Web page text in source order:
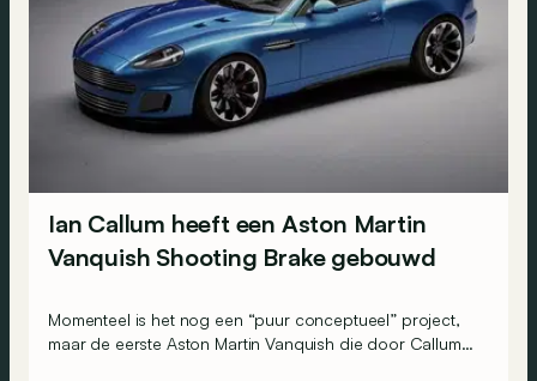
Ian Callum heeft een Aston Martin
Vanquish Shooting Brake gebouwd
Momenteel is het nog een “puur conceptueel” project,
maar de eerste Aston Martin Vanquish die door Callum